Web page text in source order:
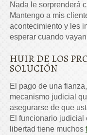
Nada le sorprenderá
Mantengo a mis
acontecimiento y les
esperar cuando
HUIR DE LOS
SOLUCIÓN
El pago de una
mecanismo judicial
asegurarse de que
El funcionario judicial
libertad tiene muchos